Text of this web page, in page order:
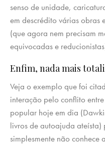
senso de unidade,
em descrédito várias obras
(que agora nem precisam
equivocadas e
Enfim, nada mais
Veja o exemplo que foi
interação pelo conflito
popular hoje em dia
livros de autoajuda
simplesmente não